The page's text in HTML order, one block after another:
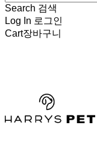
Search 검색
Log In 로그인
Cart장바구니